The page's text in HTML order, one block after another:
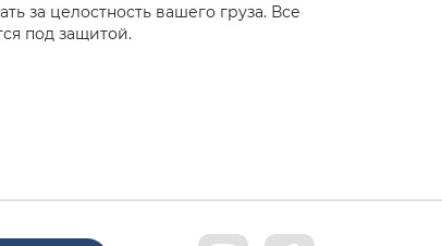
за целостность вашего груза. Все
под защитой.